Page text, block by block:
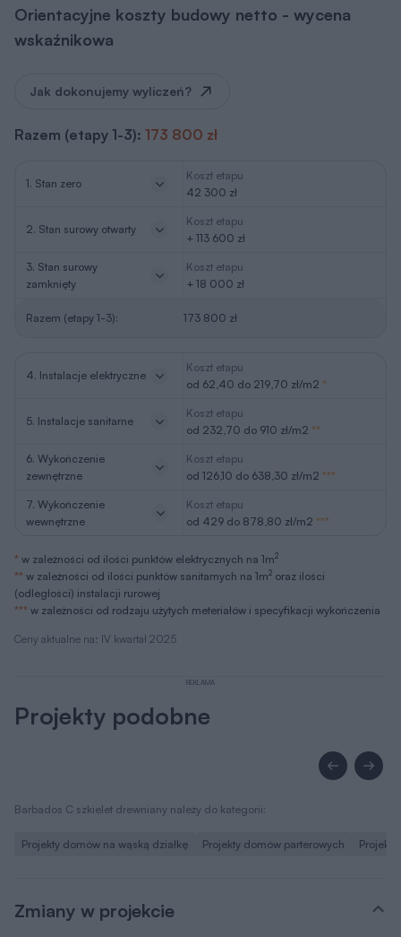
Orientacyjne koszty budowy netto - wycena
wskaźnikowa
Ceny aktualne na: IV kwartał 2025
Jak dokonujemy wyliczeń?
Razem (etapy 1-3): 173 800 zł
1. Stan zero
Koszt etapu
42 300 zł
2. Stan surowy otwarty
Koszt etapu
+ 113 600 zł
3. Stan surowy
zamknięty
Koszt etapu
+ 18 000 zł
Razem (etapy 1-3): 173 800 zł
4. Instalacje elektryczne
Koszt etapu
od 62,40 do 219,70 zł/m2 *
5. Instalacje sanitarne
Koszt etapu
od 232,70 do 910 zł/m2 **
6. Wykończenie
zewnętrzne
Koszt etapu
od 126,10 do 638,30 zł/m2 ***
7. Wykończenie
wewnętrzne
Koszt etapu
od 429 do 878,80 zł/m2 ***
* w zależności od ilości punktów elektrycznych na 1m2
** w zależności od ilości punktów sanitarnych na 1m2 oraz ilości
(odległości) instalacji rurowej
*** w zależności od rodzaju użytych meteriałów i specyfikacji wykończenia
REKLAMA
Projekty podobne
Barbados C szkielet drewniany należy do kategorii:
Projekty domów na wąską działkę Projekty domów parterowych
Zmiany w projekcie